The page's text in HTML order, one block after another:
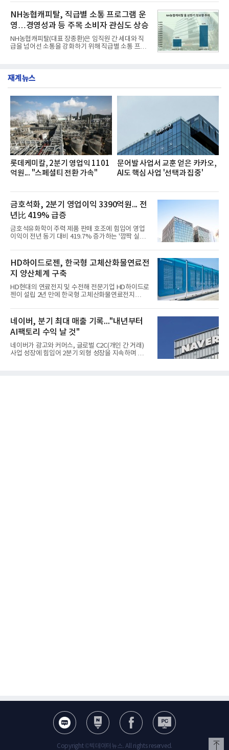
넘
혔다.‘동대문식 닭한마리 칼국수’는 예상을 뛰어넘는
소비자 호응에 힘입어 지난 7월 13일 첫 선을 보인 지
단 18일 만에 누적 판매량 50만 개를 돌파하는 성과를
거두었다.이번 신제품은 개발진이 전국의 닭한마리
전문점을 직접 찾아 다니며 최적의 육수 비율을 완성
했다. 자극적이지 않으면서도 깊은 닭육수에 마늘의
개운한 풍미를 더했으며, 국물이 잘 배어들면서도 쫄
서도
NH농협캐피탈, 직급별 소통 프로그램 운
영…경영성과 등 주목 소비자 관심도 상승
NH농협캐피탈(대표 장종환)은 임직원 간 세대와 직
급을 넘어선 소통을 강화하기 위해 직급별 소통 프로
영지원부 홍보팀과 2026년 새로이(e)＊가 공동 주관
쳐 진행됐다.참고로 새로이(e)는 NH농협캐피탈 MZ
세대들로(과장~계장) 구성된 자율 참여조직으로, 조
직문화 혁신과 업무 효율성 향상을 위한 다양한 활동
을 추진하며,새로운 변화와 이로운 영향력을 조직전
반에 전파하는 역할
재계뉴스
롯데케미칼, 2분기 영업익 1101
억원... "스페셜티 전환 가속"
문어발 사업서 교훈 얻은 카카오,
AI도 핵심 사업 '선택과 집중'
금호석화, 2분기 영업이익 3390억원... 전
년比 419% 급증
금호석유화학이 주력 제품 판매 호조에 힘입어 영업
이익이 전년 동기 대비 419.7% 증가하는 '깜짝 실
업이익이 3390억원으로 지난해 동기보다 419.7% 증
가한 것으로 잠정 집계됐다고 7일 공시했다.매출은 2
조2682억원으로 지난해 동기 대비 27.9% 증가했다.
순이익은 3004억원으로 420.4% 늘었다.이번 호실적
은 주력 제품인 NB라텍스와 합성수지 판매 호조가 견
인한 것으로 풀이된다. 미국의 중국산 의료용 고무장
갑 관세 인상 이후 동남아 장갑업체의 가동률이 높아
성이 개선됐다.금호석유
HD하이드로젠, 한국형 고체산화물연료전
지 양산체계 구축
HD현대의 연료전지 및 수전해 전문기업 HD하이드로
젠이 설립 2년 만에 한국형 고체산화물연료전지
본격적인 시장 공략에 나선다.HD하이드로젠은 최근
한국전기안전공사(KESCO)로부터 SOFC 발전설비
‘HD250’과 ‘HD300’, 제조시설에 대한 사용전검사를
완료하고 제품 양산체계 구축했다고 밝혔다.HD250
과 HD300은 각각 249kW급과 285kW급의 중소형 발
전용 SOFC 제품이다. 이번 검사를 통해 HD하이드로
젠은 제품과 제조시설의 전기설비 안전성과 적합성을
네이버, 분기 최대 매출 기록..."내년부터
AI팩토리 수익 날 것"
네이버가 광고와 커머스, 글로벌 C2C(개인 간 거래)
사업 성장에 힘입어 2분기 외형 성장을 지속하며 역대
Copyright ©빅데이터뉴스. All rights reserved.